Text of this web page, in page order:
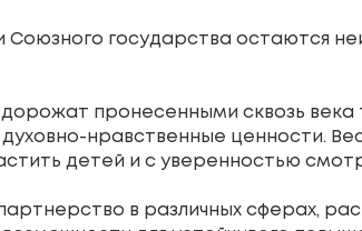
Союзного государства остаются
пронесенными сквозь века
нравственные ценности.
детей и с уверенностью
в различных сферах,